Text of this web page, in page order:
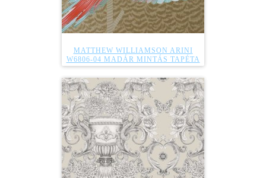
MATTHEW WILLIAMSON ARINI
W6806-04 MADÁR MINTÁS TAPÉTA